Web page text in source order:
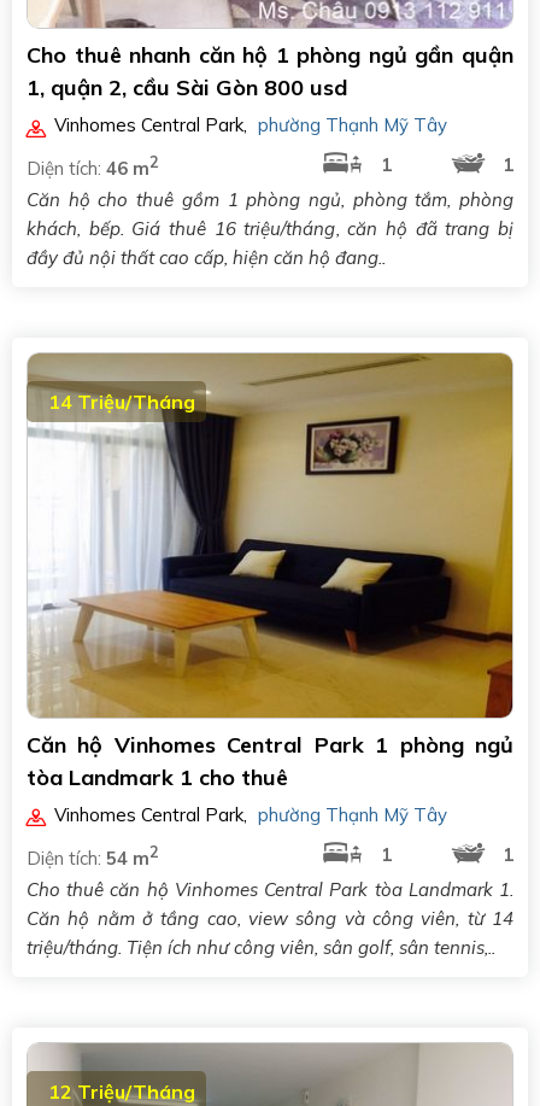
Cho thuê nhanh căn hộ 1 phòng ngủ gần quận
1, quận 2, cầu Sài Gòn 800 usd
Vinhomes Central Park, phường Thạnh Mỹ Tây
Diện tích: 46 m2 1
1
Căn hộ cho thuê gồm 1 phòng ngủ, phòng tắm, phòng
khách, bếp. Giá thuê 16 triệu/tháng, căn hộ đã trang bị
đầy đủ nội thất cao cấp, hiện căn hộ đang..
14 Triệu/Tháng
Căn hộ Vinhomes Central Park 1 phòng ngủ
tòa Landmark 1 cho thuê
Vinhomes Central Park
phường Thạnh Mỹ Tây
Diện tích: 54 m2 1
1
Cho thuê căn hộ Vinhomes Central Park tòa Landmark 1.
Căn hộ nằm ở tầng cao, view sông và công viên, từ 14
triệu/tháng. Tiện ích như công viên, sân golf, sân tennis,..
12 Triệu/Tháng